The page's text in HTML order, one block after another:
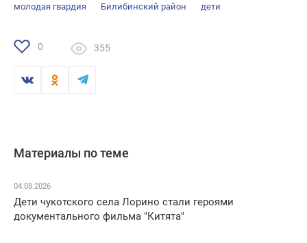
молодая гвардия Билибинский район дети
0 355
Материалы по теме
04.08.2026
Дети чукотского села Лорино стали героями
документального фильма "Китята"